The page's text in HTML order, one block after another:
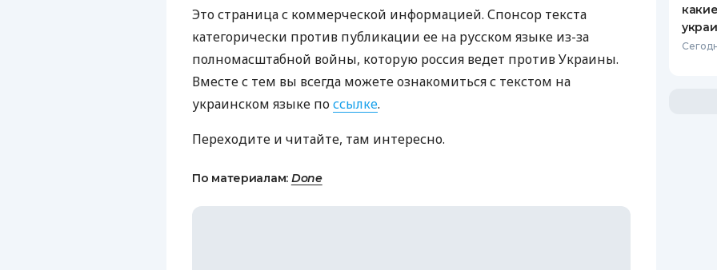
Это страница с коммерческой информацией. Спонсор текста
категорически против публикации ее на русском языке из-за
полномасштабной войны, которую россия ведет против Украины.
Вместе с тем вы всегда можете ознакомиться с текстом на
украинском языке поссылке.
Переходите и читайте, там интересно.
По материалам: Done